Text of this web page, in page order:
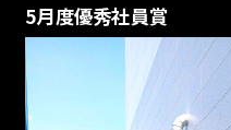
5月度優秀社員賞